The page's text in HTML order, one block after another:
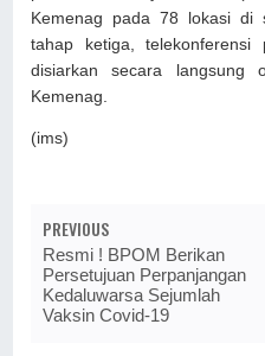
Kemenag pada 78 lokasi di
tahap ketiga,
disiarkan secara langsung
Kemenag.
(ims)
PREVIOUS
Resmi ! BPOM Berikan
Persetujuan Perpanjangan
Kedaluwarsa Sejumlah
Vaksin Covid-19